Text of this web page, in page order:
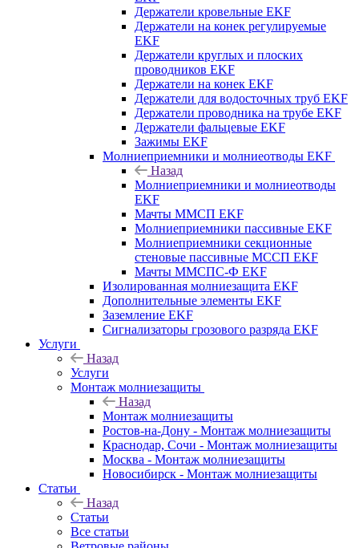
Держатели кровельные EKF
Держатели на конек регулируемые
EKF
Держатели круглых и плоских
проводников EKF
Держатели на конек EKF
Держатели для водосточных труб EKF
Держатели проводника на трубе EKF
Держатели фальцевые EKF
Зажимы EKF
Молниеприемники и молниеотводы EKF
Назад
Молниеприемники и молниеотводы
EKF
Мачты ММСП EKF
Молниеприемники пассивные EKF
Молниеприемники секционные
стеновые пассивные МССП EKF
Мачты ММСПС-Ф EKF
Изолированная молниезащита EKF
Дополнительные элементы EKF
Заземление EKF
Сигнализаторы грозового разряда EKF
Услуги
Назад
Услуги
Монтаж молниезащиты
Назад
Монтаж молниезащиты
Ростов-на-Дону - Монтаж молниезащиты
Краснодар, Сочи - Монтаж молниезащиты
Москва - Монтаж молниезащиты
Новосибирск - Монтаж молниезащиты
Статьи
Назад
Статьи
Все статьи